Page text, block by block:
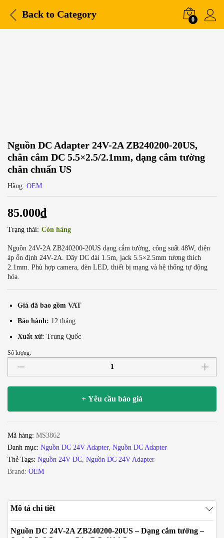
Back to Category 0
Nguồn DC Adapter 24V-2A ZB240200-20US,
chân cắm DC 5.5×2.5/2.1mm, dạng cắm tường
chân chuẩn US
Hãng: OEM
85.000₫
Trạng thái: Còn hàng
Nguồn 24V-2A ZB240200-20US dạng cắm tường, công suất 48W, điện
áp ổn định 24V-2A. Dây DC dài 1.5m, jack 5.5×2.5mm tương thích
2.1mm. Phù hợp camera, đèn LED, thiết bị mạng và hệ thống tự động
hóa.
Giá đã bao gồm VAT
Bảo hành: 12 tháng
Xuất xứ: Trung Quốc
Nguồn
chân
cắm
DC
5.5x2.5/2.1mm,
cắm
tường
chuẩn
Số lượng:
+ Yêu cầu báo giá
Mã hàng: MS3862
Danh mục: Nguồn DC 24V Adapter, Nguồn DC Adapter
Thẻ Tags: Nguồn 24V DC Nguồn DC 24V Adapter
Brand: OEM
Mô tả chi tiết
Nguồn DC 24V-2A ZB240200-20US – Dạng cắm tường –